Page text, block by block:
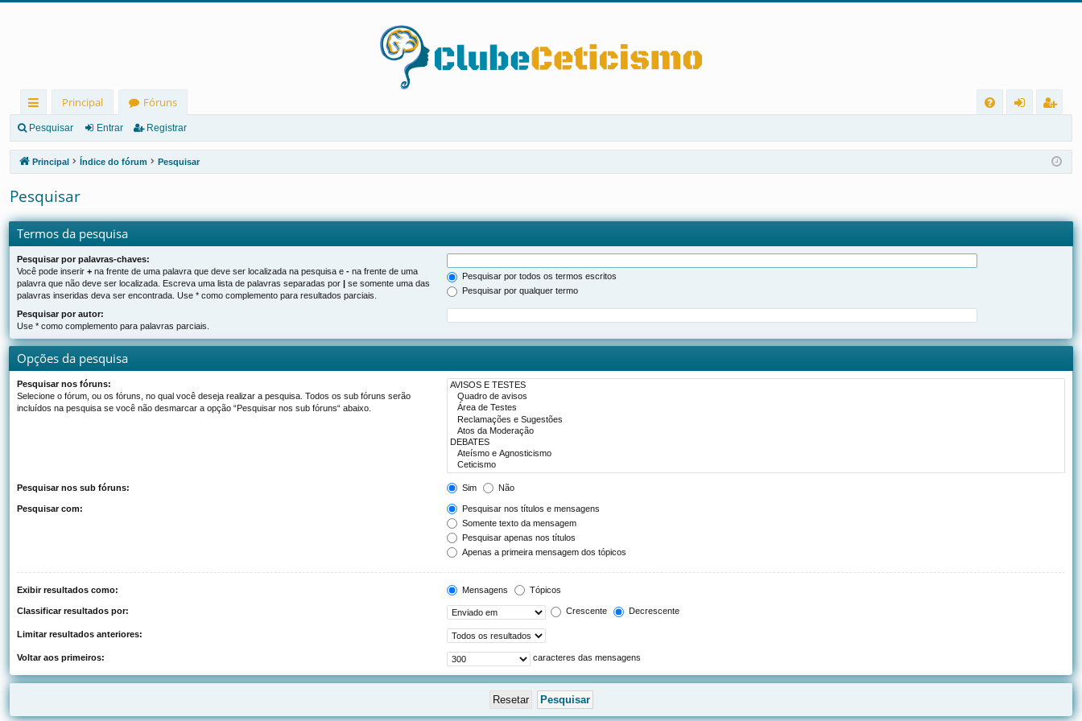
in
ks
rá
pi
Principal
Fóruns
Q
ra
r
ist
ra
Pesquisar Entrar Registrar
Principal Índice do fórum Pesquisar
Pesquisar
Termos da pesquisa
Pesquisar por palavras-chaves:
Você pode inserir + na frente de uma palavra que deve ser localizada na pesquisa e - na frente de uma
palavra que não deve ser localizada. Escreva uma lista de palavras separadas por | se somente uma das
palavras inseridas deva ser encontrada. Use * como complemento para resultados parciais.
Pesquisar por todos os termos escritos
Pesquisar por qualquer termo
Pesquisar por autor:
Use * como complemento para palavras parciais.
Opções da pesquisa
Pesquisar nos fóruns:
Selecione o fórum, ou os fóruns, no qual você deseja realizar a pesquisa. Todos os sub fóruns serão
incluídos na pesquisa se você não desmarcar a opção “Pesquisar nos sub fóruns“ abaixo.
Pesquisar nos sub fóruns: Sim Não
Pesquisar com:
Pesquisar nos títulos e mensagens
Somente texto da mensagem
Pesquisar apenas nos títulos
Apenas a primeira mensagem dos tópicos
Exibir resultados como: Mensagens Tópicos
Classificar resultados por: Crescente Decrescente
Limitar resultados anteriores:
Voltar aos primeiros: caracteres das mensagens